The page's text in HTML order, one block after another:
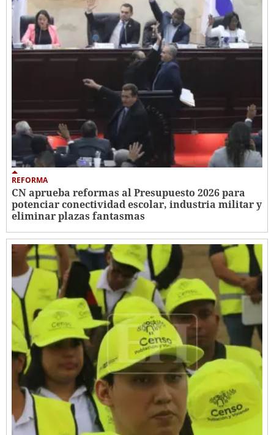
REFORMA
CN aprueba reformas al Presupuesto 2026 para
potenciar conectividad escolar, industria militar y
eliminar plazas fantasmas